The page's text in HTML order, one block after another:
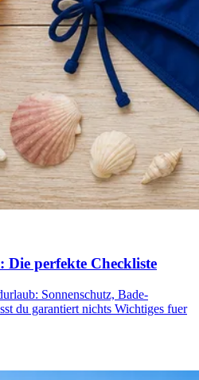
perfekte Checkliste
Sonnenschutz, Bade-
du garantiert nichts Wichtiges fuer